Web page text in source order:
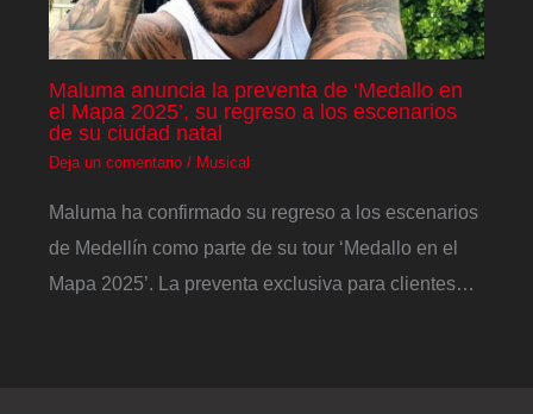
Maluma anuncia la preventa de ‘Medallo en
el Mapa 2025’, su regreso a los escenarios
de su ciudad natal
Deja un comentario / Musical
Maluma ha confirmado su regreso a los escenarios
de Medellín como parte de su tour ‘Medallo en el
Mapa 2025’. La preventa exclusiva para clientes…